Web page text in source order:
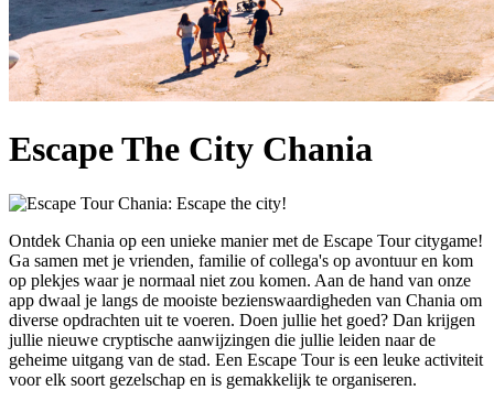
Escape The City Chania
Ontdek Chania op een unieke manier met de Escape Tour citygame!
Ga samen met je vrienden, familie of collega's op avontuur en kom
op plekjes waar je normaal niet zou komen. Aan de hand van onze
app dwaal je langs de mooiste bezienswaardigheden van Chania om
diverse opdrachten uit te voeren. Doen jullie het goed? Dan krijgen
jullie nieuwe cryptische aanwijzingen die jullie leiden naar de
geheime uitgang van de stad. Een Escape Tour is een leuke activiteit
voor elk soort gezelschap en is gemakkelijk te organiseren.